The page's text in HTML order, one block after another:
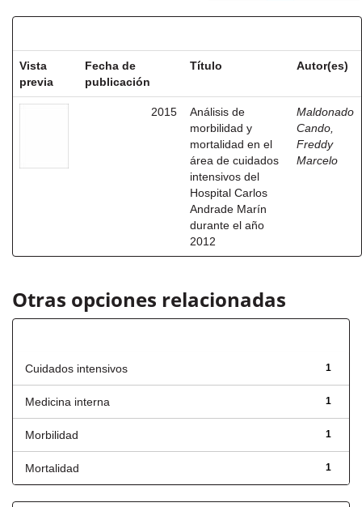
Vista
previa
Fecha de
publicación
Título Autor(es)
2015
Análisis de
morbilidad y
mortalidad en el
área de cuidados
intensivos del
Hospital Carlos
Andrade Marín
durante el año
2012
Maldonado
Cando,
Freddy
Marcelo
Otras opciones relacionadas
1
Cuidados intensivos
1
Medicina interna
1
Morbilidad
1
Mortalidad